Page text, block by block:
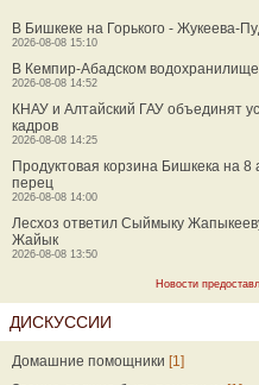
В Бишкеке на Горького - Жукеева-
2026-08-08 15:10
В Кемпир-Абадском
2026-08-08 14:52
КНАУ и Алтайский ГАУ объединят
кадров
2026-08-08 14:25
Продуктовая корзина Бишкека на 8
перец
2026-08-08 14:00
Лесхоз ответил Сыймыку
Жайык
2026-08-08 13:50
Новости
ДИСКУССИИ
Домашние помощники [1]